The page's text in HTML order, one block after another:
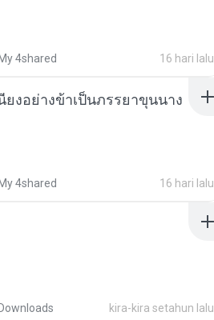
My 4shared 16 hari lalu
ยงอย่างข้าเป็นภรรยาขุนนาง
My 4shared 16 hari lalu
Downloads kira-kira setahun lalu